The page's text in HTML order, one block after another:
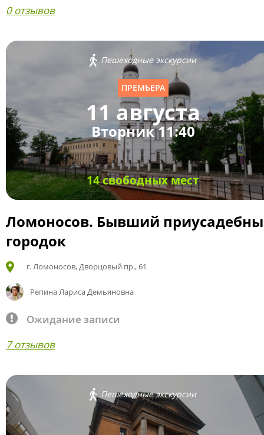
0 отзывов
Пешеходные экскурсии
ПРЕМЬЕРА
11 августа
Вторник 11:40
14 свободных мест
Ломоносов. Бывший
городок
г. Ломоносов, Дворцовый пр., 61
Репина Лариса Демьяновна
Ожидание записи
7 отзывов
Пешеходные экскурсии